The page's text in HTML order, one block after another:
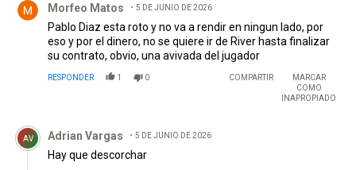
Morfeo Matos 5 DE JUNIO DE 2026
Pablo Diaz esta roto y no va a rendir en ningun lado, por
eso y por el dinero, no se quiere ir de River hasta finalizar
su contrato, obvio, una avivada del jugador
RESPONDER 1 0 COMPARTIR
MARCAR
COMO
INAPROPIADO
Comentario de Adrian Vargas.
AV Adrian Vargas 5 DE JUNIO DE 2026
Hay que descorchar